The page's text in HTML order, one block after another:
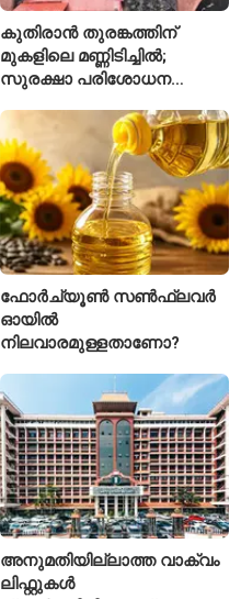
കുതിരാൻ തുരങ്കത്തിന്
മുകളിലെ മണ്ണിടിച്ചിൽ;
സുരക്ഷാ പരിശോധന
ഫോർച്യൂൺ സൺഫ്ലവർ
ഓയിൽ
നിലവാരമുള്ളതാണോ?
അനുമതിയില്ലാത്ത വാക്വം
ലിഫ്റ്റുകൾ